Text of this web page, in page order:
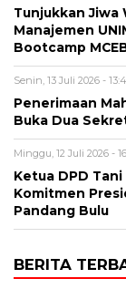
Tunjukkan Jiwa
Manajemen
Bootcamp
Senin, 13 Juli 2026 -
Penerimaan
Buka Dua
Minggu, 12 Juli 2026 -
Ketua DPD
Komitmen
Pandang Bulu
BERITA